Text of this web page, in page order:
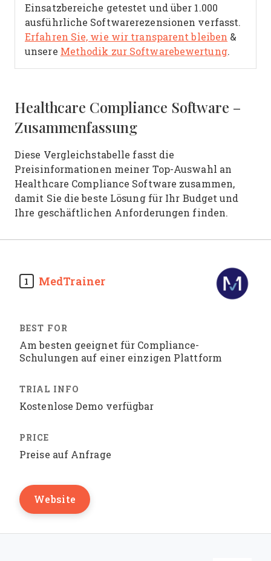
Einsatzbereiche getestet und über 1.000
ausführliche Softwarerezensionen verfasst.
Erfahren Sie, wie wir transparent bleiben &
unsere Methodik zur Softwarebewertung.
Healthcare Compliance Software –
Zusammenfassung
Diese Vergleichstabelle fasst die
Preisinformationen meiner Top-Auswahl an
Healthcare Compliance Software zusammen,
damit Sie die beste Lösung für Ihr Budget und
Ihre geschäftlichen Anforderungen finden.
1 MedTrainer
Am besten geeignet für Compliance-
Schulungen auf einer einzigen Plattform
Kostenlose Demo verfügbar
Preise auf Anfrage
Website